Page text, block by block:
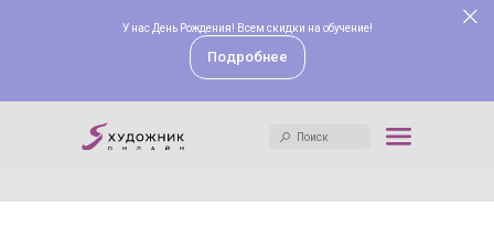
У нас День Рождения! Всем скидки на обучение!
Подробнее
Поиск
Поиск